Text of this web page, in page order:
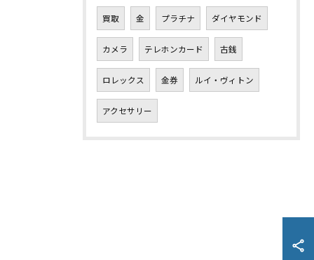
買取 金 プラチナ ダイヤモンド
カメラ テレホンカード 古銭
ロレックス 金券 ルイ・ヴィトン
アクセサリー